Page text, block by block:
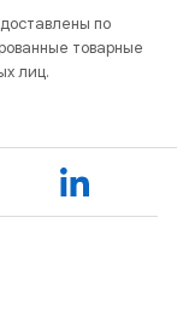
по
товарные
лиц.